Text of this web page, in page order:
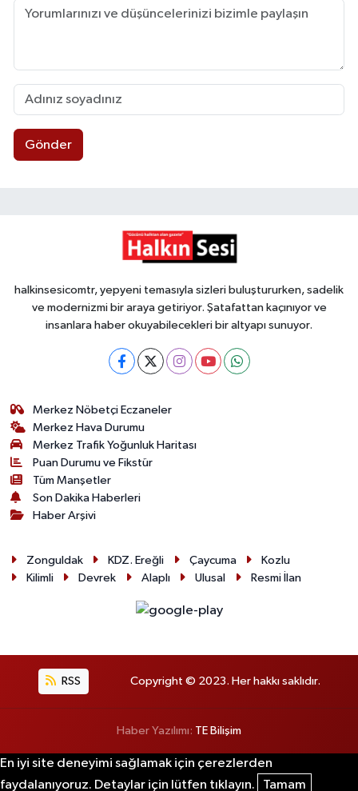
Gönder
halkinsesicomtr, yepyeni temasıyla sizleri buluştururken, sadelik
ve modernizmi bir araya getiriyor. Şatafattan kaçınıyor ve
insanlara haber okuyabilecekleri bir altyapı sunuyor.
Merkez Nöbetçi Eczaneler
Merkez Hava Durumu
Merkez Trafik Yoğunluk Haritası
Puan Durumu ve Fikstür
Tüm Manşetler
Son Dakika Haberleri
Haber Arşivi
Zonguldak KDZ. Ereğli Çaycuma
Kozlu
Kilimli
Devrek Alaplı Ulusal Resmi İlan
RSS Copyright © 2023. Her hakkı saklıdır.
Haber Yazılımı: TE Bilişim
En iyi site deneyimi sağlamak için çerezlerden
faydalanıyoruz. Detaylar için lütfen tıklayın.
Tamam